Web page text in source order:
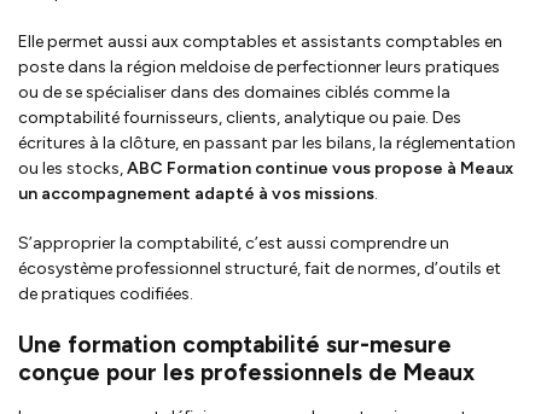
Elle permet aussi aux comptables et assistants comptables en
poste dans la région meldoise de perfectionner leurs pratiques
ou de se spécialiser dans des domaines ciblés comme la
comptabilité fournisseurs, clients, analytique ou paie. Des
écritures à la clôture, en passant par les bilans, la réglementation
ou les stocks,ABC Formation continue vous propose à Meaux
un accompagnement adapté à vos missions.
S’approprier la comptabilité, c’est aussi comprendre un
écosystème professionnel structuré, fait de normes, d’outils et
de pratiques codifiées.
Une formation comptabilité sur-mesure
conçue pour les professionnels de Meaux